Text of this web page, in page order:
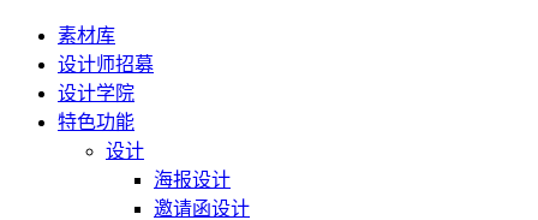
素材库
设计师招募
设计学院
特色功能
设计
海报设计
邀请函设计